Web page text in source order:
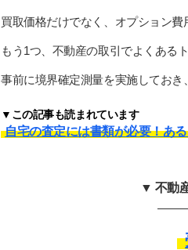
買取価格だけでなく、オプション費
もう1つ、不動産の取引でよくある
事前に境界確定測量を実施しておき
▼この記事も読まれています
自宅の査定には書類が必要！あ
▼ 不動